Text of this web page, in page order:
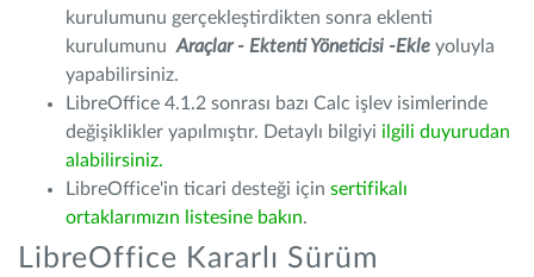
kurulumunu gerçekleştirdikten sonra eklenti
kurulumunu Araçlar - Ektenti Yöneticisi -Ekle yoluyla
yapabilirsiniz.
LibreOffice 4.1.2 sonrası bazı Calc işlev isimlerinde
değişiklikler yapılmıştır. Detaylı bilgiyi ilgili duyurudan
alabilirsiniz.
LibreOffice'in ticari desteği için sertifikalı
ortaklarımızın listesine bakın.
LibreOffice Kararlı Sürüm